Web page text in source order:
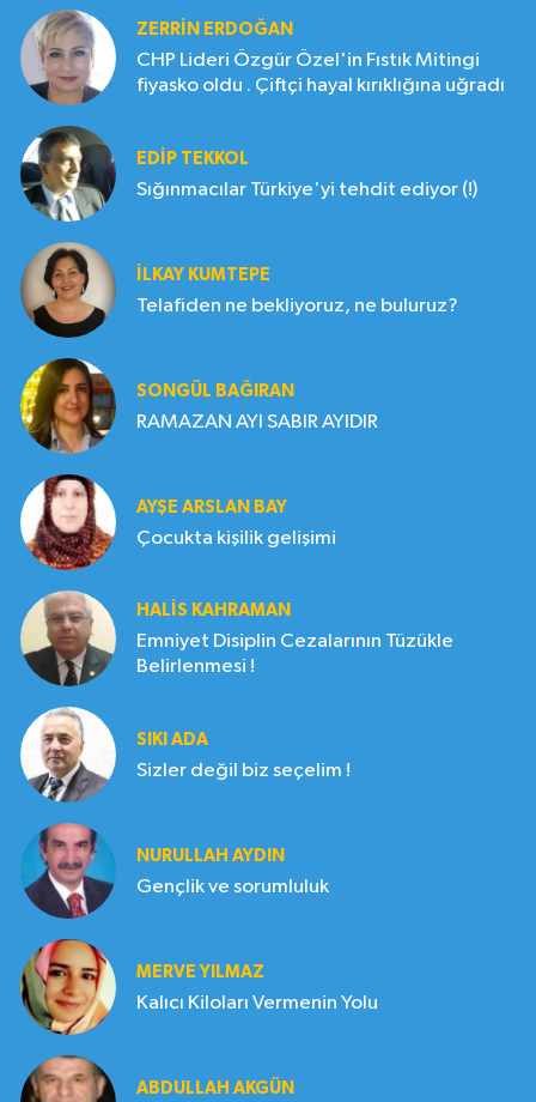
ZERRIN ERDOĞAN
CHP Lideri Özgür Özel'in Fıstık Mitingi
fiyasko oldu . Çiftçi hayal kırıklığına uğradı
EDIP TEKKOL
Sığınmacılar Türkiye'yi tehdit ediyor (!)
İLKAY KUMTEPE
Telafiden ne bekliyoruz, ne buluruz?
SONGÜL BAĞIRAN
RAMAZAN AYI SABIR AYIDIR
AYŞE ARSLAN BAY
Çocukta kişilik gelişimi
HALIS KAHRAMAN
Emniyet Disiplin Cezalarının Tüzükle
Belirlenmesi !
SIKI ADA
Sizler değil biz seçelim !
NURULLAH AYDIN
Gençlik ve sorumluluk
MERVE YILMAZ
Kalıcı Kiloları Vermenin Yolu
ABDULLAH AKGÜN